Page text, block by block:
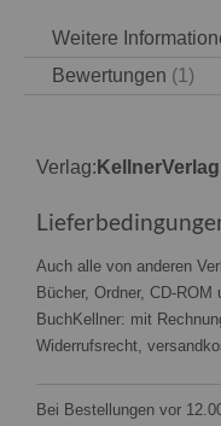
Weitere
Bewertungen
1
Verlag:KellnerVerlag
Auch alle von anderen
Bücher, Ordner, CD-
BuchKellner: mit
Widerrufsrecht,
Bei Bestellungen vor